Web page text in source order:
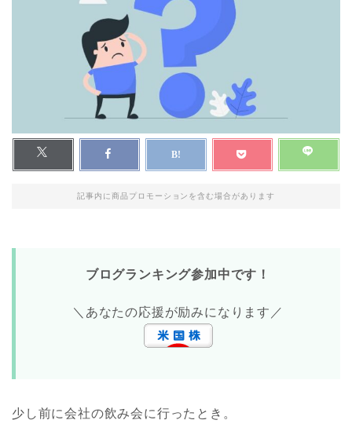
記事内に商品プロモーションを含む場合があります
ブログランキング参加中です！
＼あなたの応援が励みになります／
少し前に会社の飲み会に行ったとき。